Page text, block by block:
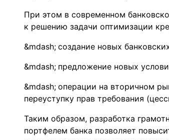
При этом в современном
к решению задачи оптимизации
создание новых
предложение новых
операции на вторичном
переуступку прав требования
Таким образом, разработка
портфелем банка позволяет